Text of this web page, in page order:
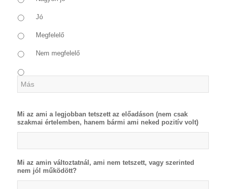
Jó
Megfelelő
Nem megfelelő
Mi az ami a legjobban tetszett az előadáson (nem csak
szakmai értelemben, hanem bármi ami neked pozitív volt)
Mi az amin változtatnál, ami nem tetszett, vagy szerinted
nem jól működött?